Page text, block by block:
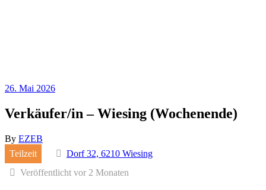
26. Mai 2026
Verkäufer/in – Wiesing (Wochenende)
By EZEB
Teilzeit
Dorf 32, 6210 Wiesing
Veröffentlicht vor 2 Monaten